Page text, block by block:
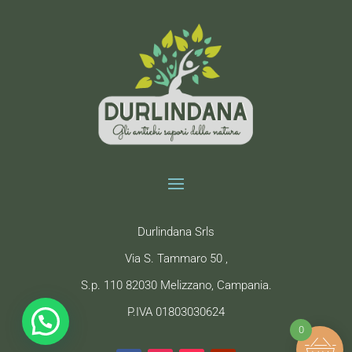
Durlindana Srls
Via S. Tammaro 50 ,
S.p. 110 82030 Melizzano, Campania.
P.IVA 01803030624
0